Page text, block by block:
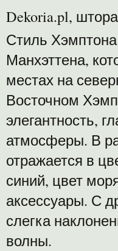
Dekoria.pl,
Стиль
Манхэттена,
местах на
Восточном
элегантность,
атмосферы. В
отражается в
синий, цвет
аксессуары. С
слегка
волны.